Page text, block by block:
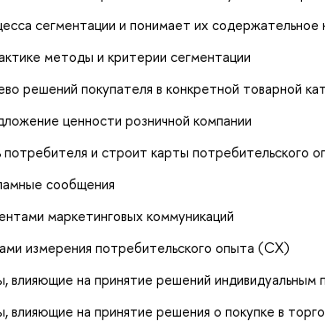
сегментации и понимает их содержательное
методы и критерии сегментации
решений покупателя в конкретной товарной
ценности розничной компании
потребителя и строит карты потребительского
сообщения
маркетинговых коммуникаций
измерения потребительского опыта (СХ)
влияющие на принятие решений индивидуальным
влияющие на принятие решения о покупке в